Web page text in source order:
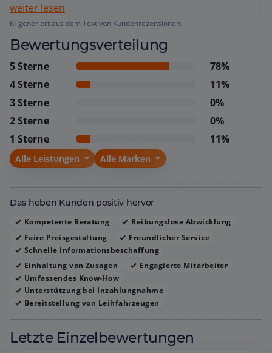
beim Kauf als auch bei der Inzahlungnahme von
Fahrzeugen. Die Einhaltung von Zusagen und
Lieferfristen wird ebenfalls positiv erwähnt. Zudem
wird die Bereitstellung eines Leihfahrzeugs als sehr
Erfahrung als sehr zufriedenstellend beschrieben, mit
einer hohen Bereitschaft, erneut bei Herrn Schaaf ein
Auto zu kaufen.
weiter lesen
KI-generiert aus dem Text von Kundenrezensionen.
Bewertungsverteilung
5 Sterne
78%
4 Sterne
11%
3 Sterne
0%
2 Sterne
0%
1 Sterne
11%
Alle Leistungen Alle Marken
Das heben Kunden positiv hervor
Kompetente Beratung
Reibungslose Abwicklung
Faire Preisgestaltung
Freundlicher Service
Schnelle Informationsbeschaffung
Einhaltung von Zusagen
Engagierte Mitarbeiter
Umfassendes Know-How
Unterstützung bei Inzahlungnahme
Bereitstellung von Leihfahrzeugen
Letzte Einzelbewertungen